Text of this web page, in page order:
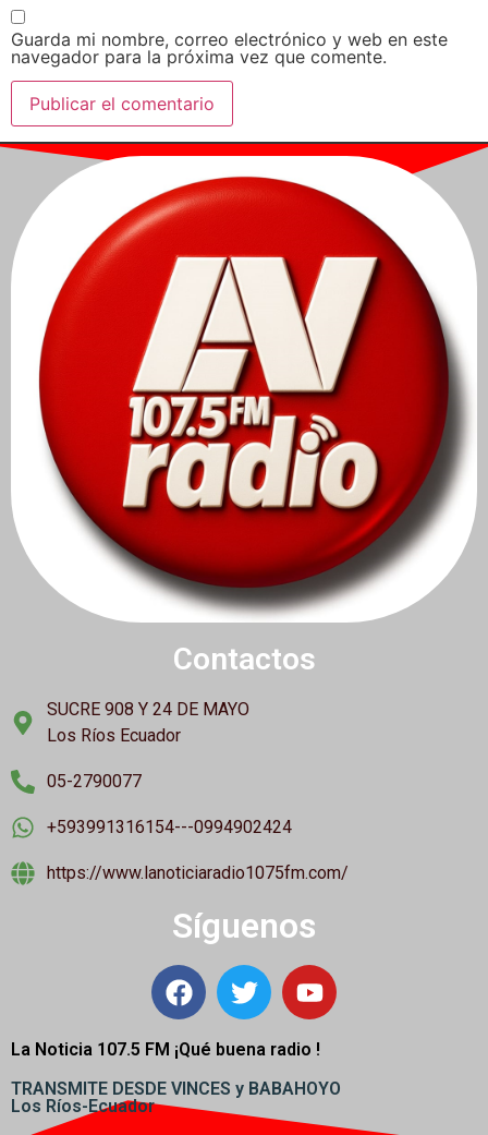
Guarda mi nombre, correo electrónico y web en este
navegador para la próxima vez que comente.
Contactos
SUCRE 908 Y 24 DE MAYO
Los Ríos Ecuador
05-2790077
+593991316154---0994902424
https://www.lanoticiaradio1075fm.com/
Síguenos
La Noticia 107.5 FM ¡Qué buena radio !
TRANSMITE DESDE VINCES y BABAHOYO
Los Ríos-Ecuador